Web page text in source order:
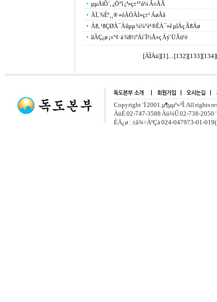
µµÄìÔ´, ¿Ö°î ¿ª»ç±³°ú¼­ Ã¤ÅÃ
ÀÏ, ¾Èº¸¸® »óÀÓÀÌ»ç±¹ ÁøÃâ
Áß, ¹ßÇØÀ¯Àûµµ ¼¼°è¹®È­À¯»ê µîÀç ÃßÁø
ìíÀÇ¿ø ¡¤°¢·á ¾ß½ºÄí´Ï½Å»ç Áý´ÜÂü¹è
[ÀÌÀü][1]....[132][133][134
Copyright ¨Ï 2001.µ¶µµº»ºÎ. All rights
ÀüÈ­ 02-747-3588 Àü¼Û 02-738-2050
ÈÄ¿ø : ±â¾÷ÀºÇà 024-047973-01-